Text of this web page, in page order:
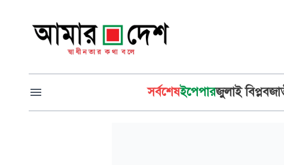
সর্বশেষইপেপারজুলাই বিপ্লব